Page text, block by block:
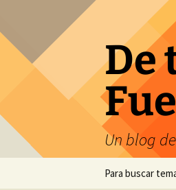
contenido
De
Un blog
Para buscar